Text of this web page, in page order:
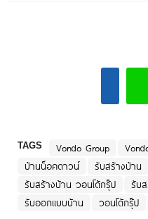
TAGS Vondo Group
บ้านน็อคดาวน์
รับสร้างบ้าน
รับสร้างบ้าน วอนโด้กรุ๊ป
รับ
รับออกแบบบ้าน
วอนโด้กรุ๊ป